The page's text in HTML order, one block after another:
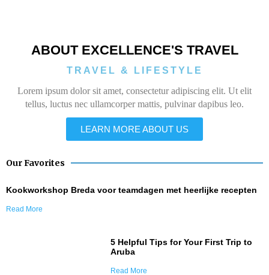
ABOUT EXCELLENCE'S TRAVEL
TRAVEL & LIFESTYLE
Lorem ipsum dolor sit amet, consectetur adipiscing elit. Ut elit
tellus, luctus nec ullamcorper mattis, pulvinar dapibus leo.
LEARN MORE ABOUT US
Our Favorites
Kookworkshop Breda voor teamdagen met heerlijke recepten
Read More
5 Helpful Tips for Your First Trip to
Aruba
Read More